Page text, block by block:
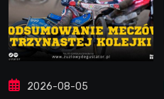
2026-08-05